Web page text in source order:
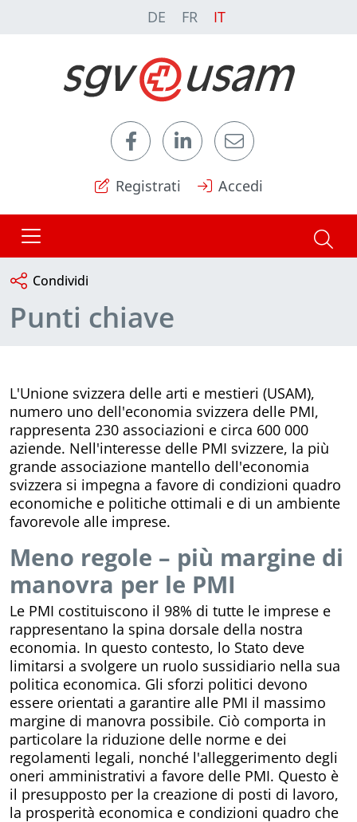
DE FR IT
Registrati Accedi
Condividi
Punti chiave
L'Unione svizzera delle arti e mestieri (USAM),
numero uno dell'economia svizzera delle PMI,
rappresenta 230 associazioni e circa 600 000
aziende. Nell'interesse delle PMI svizzere, la più
grande associazione mantello dell'economia
svizzera si impegna a favore di condizioni quadro
economiche e politiche ottimali e di un ambiente
favorevole alle imprese.
Meno regole – più margine di
manovra per le PMI
Le PMI costituiscono il 98% di tutte le imprese e
rappresentano la spina dorsale della nostra
economia. In questo contesto, lo Stato deve
limitarsi a svolgere un ruolo sussidiario nella sua
politica economica. Gli sforzi politici devono
essere orientati a garantire alle PMI il massimo
margine di manovra possibile. Ciò comporta in
particolare la riduzione delle norme e dei
regolamenti legali, nonché l'alleggerimento degli
oneri amministrativi a favore delle PMI. Questo è
il presupposto per la creazione di posti di lavoro,
la prosperità economica e condizioni quadro che